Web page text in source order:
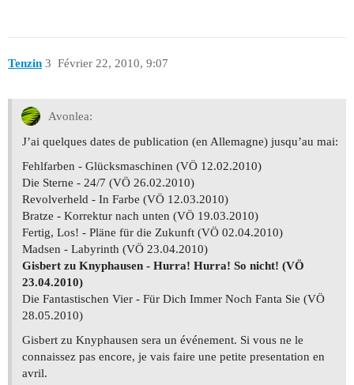
Tenzin Février 22, 2010, 9:07
3
Avonlea:
J’ai quelques dates de publication (en Allemagne) jusqu’au mai:
Fehlfarben - Glücksmaschinen (VÖ 12.02.2010)
Die Sterne - 24/7 (VÖ 26.02.2010)
Revolverheld - In Farbe (VÖ 12.03.2010)
Bratze - Korrektur nach unten (VÖ 19.03.2010)
Fertig, Los! - Pläne für die Zukunft (VÖ 02.04.2010)
Madsen - Labyrinth (VÖ 23.04.2010)
Gisbert zu Knyphausen - Hurra! Hurra! So nicht! (VÖ
23.04.2010)
Die Fantastischen Vier - Für Dich Immer Noch Fanta Sie (VÖ
28.05.2010)
Gisbert zu Knyphausen sera un événement. Si vous ne le
connaissez pas encore, je vais faire une petite presentation en
avril.